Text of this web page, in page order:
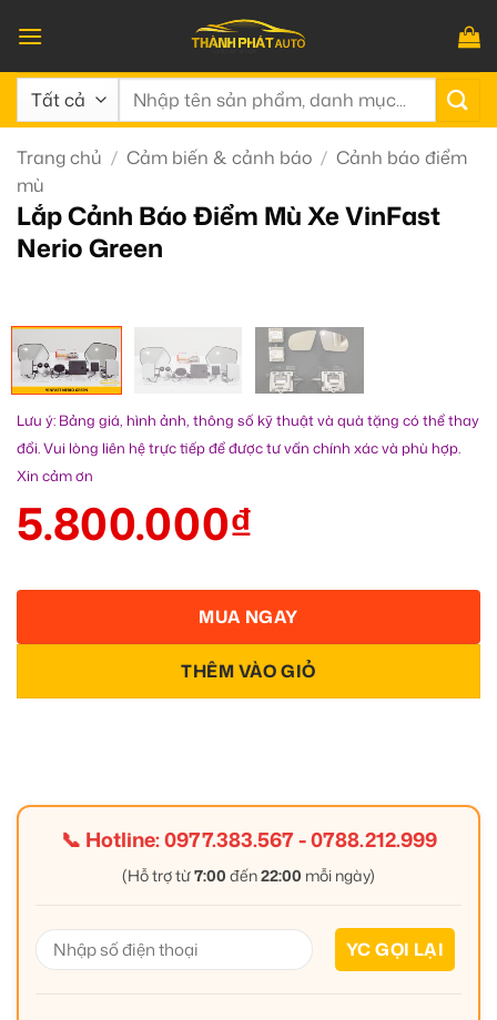
qua
nội
dung
Tìm
Trang chủ / Cảm biến & cảnh báo / Cảnh báo điểm
mù
Lắp Cảnh Báo Điểm Mù Xe VinFast
Nerio Green
Lưu ý: Bảng giá, hình ảnh, thông số kỹ thuật và quà tặng có thể thay
đổi. Vui lòng liên hệ trực tiếp để được tư vấn chính xác và phù hợp.
Xin cảm ơn
5.800.000₫
THÊM VÀO GIỎ
MUA NGAY
📞 Hotline:0977.383.567-0788.212.999
(Hỗ trợ từ7:00 đến22:00 mỗi ngày)